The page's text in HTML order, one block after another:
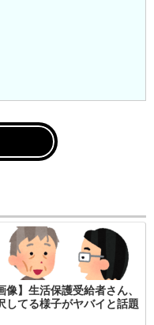
像】生活保護受給者さん、
してる様子がヤバイと話題